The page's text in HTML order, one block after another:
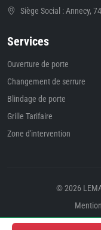
Siège Social : Annecy,
Services
Ouverture de porte
Changement de serrure
Blindage de porte
Grille Tarifaire
Zone d'intervention
© 2026